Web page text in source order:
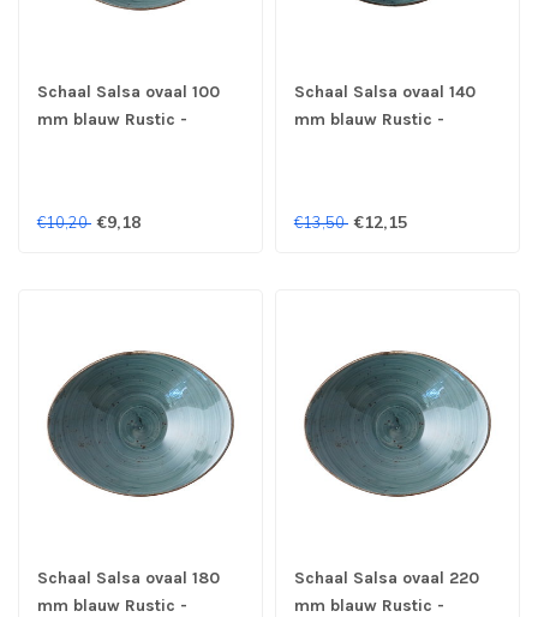
Schaal Salsa ovaal 100
mm blauw Rustic -
€10,20 €9,18
Schaal Salsa ovaal 140
mm blauw Rustic -
€13,50 €12,15
Schaal Salsa ovaal 180
mm blauw Rustic -
Schaal Salsa ovaal 220
mm blauw Rustic -